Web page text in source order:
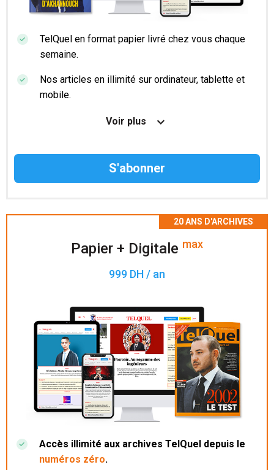
TelQuel en format papier livré chez vous chaque
semaine.
Nos articles en illimité sur ordinateur, tablette et
mobile.
Le magazine TelQuel en numérique avant la sortie
Voir plus
Papier + Digitale max
999 DH / an
Accès illimité aux archives TelQuel depuis le
numéros zéro.